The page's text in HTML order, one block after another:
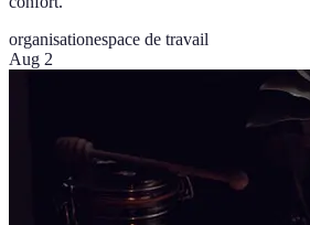
organisationespace de travail
Aug 2